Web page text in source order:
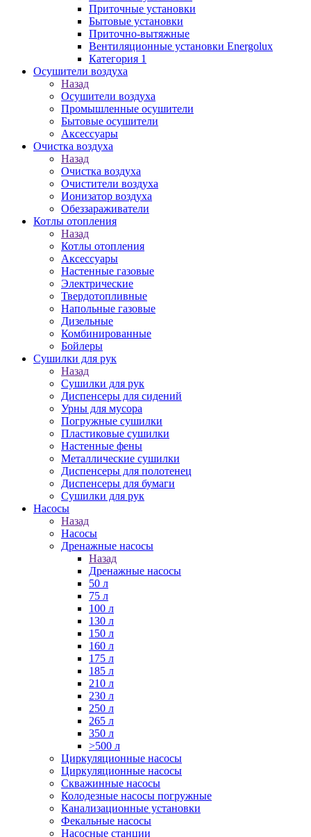
Приточные установки
Бытовые установки
Приточно-вытяжные
Вентиляционные установки Energolux
Категория 1
Осушители воздуха
Назад
Осушители воздуха
Промышленные осушители
Бытовые осушители
Аксессуары
Очистка воздуха
Назад
Очистка воздуха
Очистители воздуха
Ионизатор воздуха
Обеззараживатели
Котлы отопления
Назад
Котлы отопления
Аксессуары
Настенные газовые
Электрические
Твердотопливные
Напольные газовые
Дизельные
Комбинированные
Бойлеры
Сушилки для рук
Назад
Сушилки для рук
Диспенсеры для сидений
Урны для мусора
Погружные сушилки
Пластиковые сушилки
Настенные фены
Металлические сушилки
Диспенсеры для полотенец
Диспенсеры для бумаги
Сушилки для рук
Насосы
Назад
Насосы
Дренажные насосы
Назад
Дренажные насосы
50 л
75 л
100 л
130 л
150 л
160 л
175 л
185 л
210 л
230 л
250 л
265 л
350 л
>500 л
Циркуляционные насосы
Циркуляционные насосы
Скважинные насосы
Колодезные насосы погружные
Канализационные установки
Фекальные насосы
Насосные станции